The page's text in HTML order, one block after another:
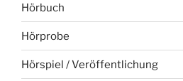
Hörbuch
Hörprobe
Hörspiel / Veröffentlichung